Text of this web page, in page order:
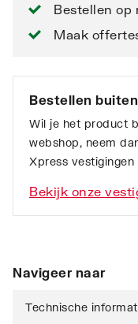
Bestellen op
Maak
Bestellen
Wil je het product
webshop, neem
Xpress vestigingen
Bekijk onze
Navigeer naar
Technische